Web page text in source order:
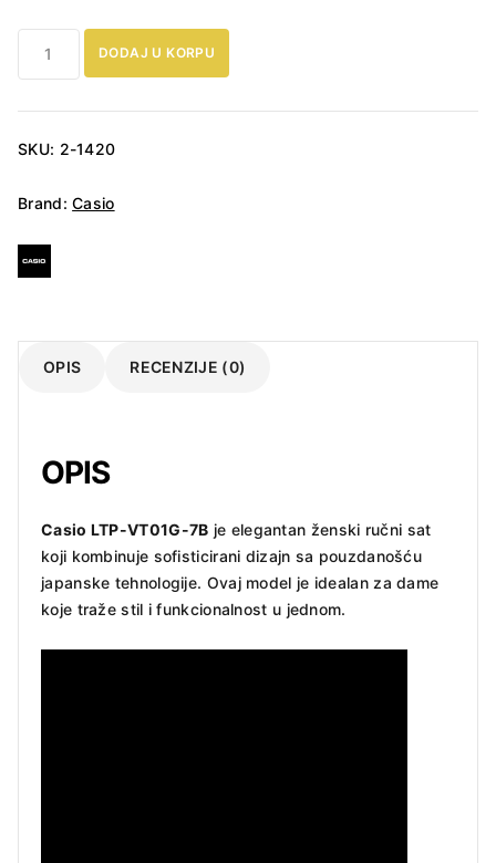
VT01G-
količina
DODAJ U KORPU
SKU: 2-1420
Brand:Casio
OPIS RECENZIJE (0)
OPIS
Casio LTP-VT01G-7B je elegantan ženski ručni sat
koji kombinuje sofisticirani dizajn sa pouzdanošću
japanske tehnologije. Ovaj model je idealan za dame
koje traže stil i funkcionalnost u jednom.